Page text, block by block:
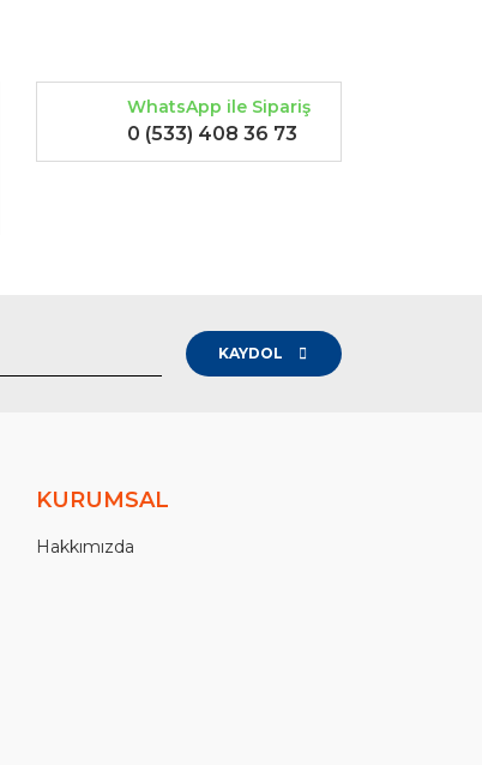
WhatsApp ile Sipariş
0 (533) 408 36 73
KAYDOL
KURUMSAL
Hakkımızda